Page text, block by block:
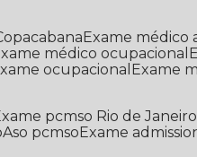
Exame
Exame médico ocupacional
Exame ocupacional
Exame
Exame pcmso Rio de Janeiro
Aso pcmso Exame